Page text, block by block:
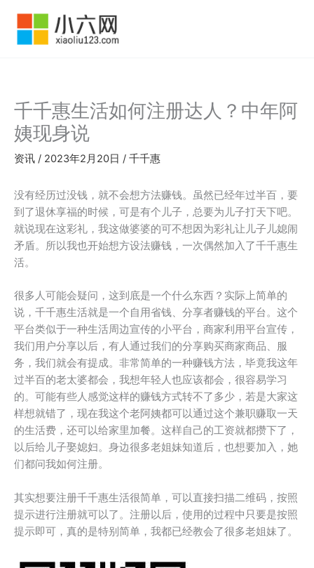
千千惠生活如何注册达人？中年阿
姨现身说
资讯 / 2023年2月20日 / 千千惠
没有经历过没钱，就不会想方法赚钱。虽然已经年过半百，要
到了退休享福的时候，可是有个儿子，总要为儿子打天下吧。
就说现在这彩礼，我这做婆婆的可不想因为彩礼让儿子儿媳闹
矛盾。所以我也开始想方设法赚钱，一次偶然加入了千千惠生
活。
很多人可能会疑问，这到底是一个什么东西？实际上简单的
说，千千惠生活就是一个自用省钱、分享者赚钱的平台。这个
平台类似于一种生活周边宣传的小平台，商家利用平台宣传，
我们用户分享以后，有人通过我们的分享购买商家商品、服
务，我们就会有提成。非常简单的一种赚钱方法，毕竟我这年
过半百的老太婆都会，我想年轻人也应该都会，很容易学习
的。可能有些人感觉这样的赚钱方式转不了多少，若是大家这
样想就错了，现在我这个老阿姨都可以通过这个兼职赚取一天
的生活费，还可以给家里加餐。这样自己的工资就都攒下了，
以后给儿子娶媳妇。身边很多老姐妹知道后，也想要加入，她
们都问我如何注册。
其实想要注册千千惠生活很简单，可以直接扫描二维码，按照
提示进行注册就可以了。注册以后，使用的过程中只要是按照
提示即可，真的是特别简单，我都已经教会了很多老姐妹了。